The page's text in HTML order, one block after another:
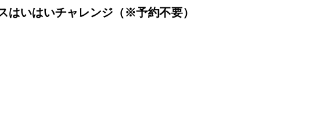
いはいチャレンジ（※予約不要）